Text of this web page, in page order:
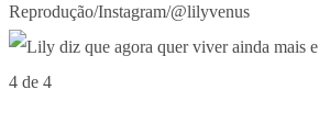
Reprodução/Instagram/@lilyvenus
4 de 4